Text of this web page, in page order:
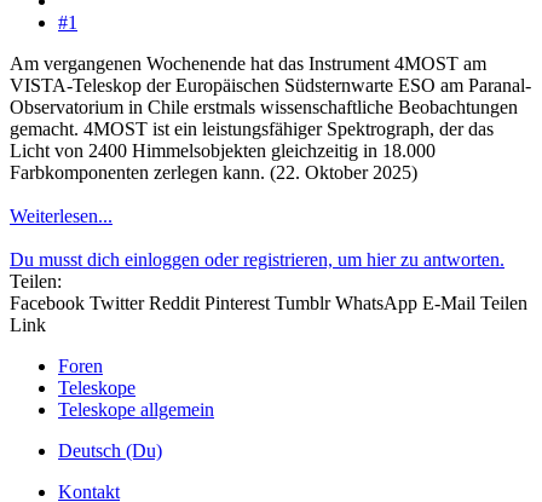
#1
Am vergangenen Wochenende hat das Instrument 4MOST am
VISTA-Teleskop der Europäischen Südsternwarte ESO am Paranal-
Observatorium in Chile erstmals wissenschaftliche Beobachtungen
gemacht. 4MOST ist ein leistungsfähiger Spektrograph, der das
Licht von 2400 Himmelsobjekten gleichzeitig in 18.000
Farbkomponenten zerlegen kann. (22. Oktober 2025)
Weiterlesen...
Du musst dich einloggen oder registrieren, um hier zu antworten.
Teilen:
Facebook Twitter Reddit Pinterest Tumblr WhatsApp E-Mail Teilen
Link
Foren
Teleskope
Teleskope allgemein
Deutsch (Du)
Kontakt